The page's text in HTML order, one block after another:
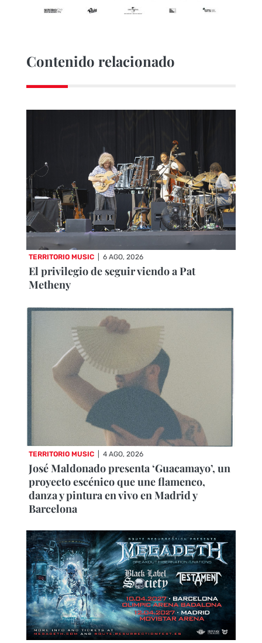
Contenido relacionado
TERRITORIO MUSIC 6 AGO, 2026
El privilegio de seguir viendo a Pat
Metheny
TERRITORIO MUSIC 4 AGO, 2026
José Maldonado presenta ‘Guacamayo’, un
proyecto escénico que une flamenco,
danza y pintura en vivo en Madrid y
Barcelona